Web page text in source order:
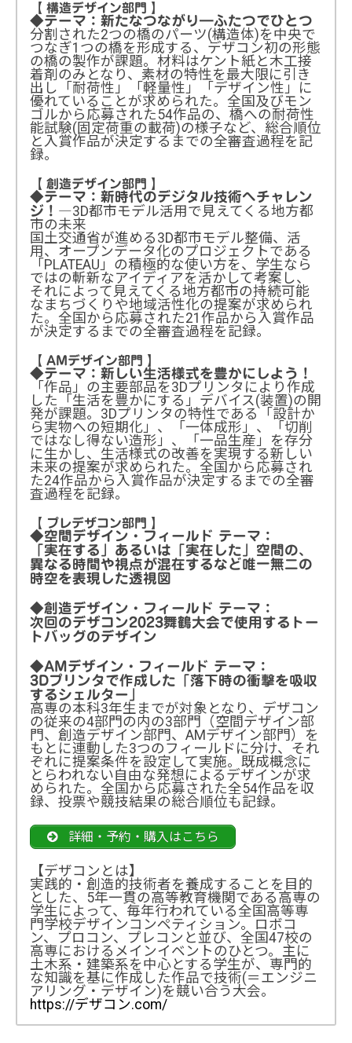
【 構造デザイン部門 】
◆テーマ：新たなつながり―ふたつでひとつ
分割された2つの橋のパーツ(構造体)を中央で
つなぎ1つの橋を形成する、デザコン初の形態
の橋の製作が課題。材料はケント紙と木工接
着剤のみとなり、素材の特性を最大限に引き
出し「耐荷性」「軽量性」「デザイン性」に
優れていることが求められた。全国及びモン
ゴルから応募された54作品の、橋への耐荷性
能試験(固定荷重の載荷)の様子など、総合順位
と入賞作品が決定するまでの全審査過程を記
録。
【 創造デザイン部門 】
◆テーマ：新時代のデジタル技術へチャレン
ジ！ ―3D都市モデル活用で見えてくる地方都
市の未来
国土交通省が進める3D都市モデル整備、活
用、オープンデータ化のプロジェクトである
「PLATEAU」の積極的な使い方を、学生なら
ではの斬新なアイディアを活かして考案し、
それによって見えてくる地方都市の持続可能
なまちづくりや地域活性化の提案が求められ
た。全国から応募された21作品から入賞作品
が決定するまでの全審査過程を記録。
【 AMデザイン部門 】
◆テーマ：新しい生活様式を豊かにしよう！
「作品」の主要部品を3Dプリンタにより作成
した「生活を豊かにする」デバイス(装置)の開
発が課題。3Dプリンタの特性である「設計か
ら実物への短期化」、「一体成形」、「切削
ではなし得ない造形」、「一品生産」を存分
に生かし、生活様式の改善を実現する新しい
未来の提案が求められた。全国から応募され
た24作品から入賞作品が決定するまでの全審
査過程を記録。
【 プレデザコン部門 】
◆空間デザイン・フィールド テーマ：
「実在する」あるいは「実在した」空間の、
異なる時間や視点が混在するなど唯一無二の
時空を表現した透視図
◆創造デザイン・フィールド テーマ：
次回のデザコン2023舞鶴大会で使用するトー
トバッグのデザイン
◆AMデザイン・フィールド テーマ：
3Dプリンタで作成した「落下時の衝撃を吸収
するシェルター」
高専の本科3年生までが対象となり、デザコン
の従来の4部門の内の3部門（空間デザイン部
門、創造デザイン部門、AMデザイン部門）を
もとに連動した3つのフィールドに分け、それ
ぞれに提案条件を設定して実施。既成概念に
とらわれない自由な発想によるデザインが求
められた。全国から応募された全54作品を収
録、投票や競技結果の総合順位も記録。
詳細・予約・購入はこちら
【デザコンとは】
実践的・創造的技術者を養成することを目的
とした、5年一貫の高等教育機関である高専の
学生によって、毎年行われている全国高等専
門学校デザインコンペティション。ロボコ
ン、プロコン、プレコンと並び、全国47校の
高専におけるメインイベントのひとつ。主に
土木系・建築系を中心とする学生が、専門的
な知識を基に作成した作品で技術(＝エンジニ
アリング・デザイン)を競い合う大会。
https://デザコン.com/